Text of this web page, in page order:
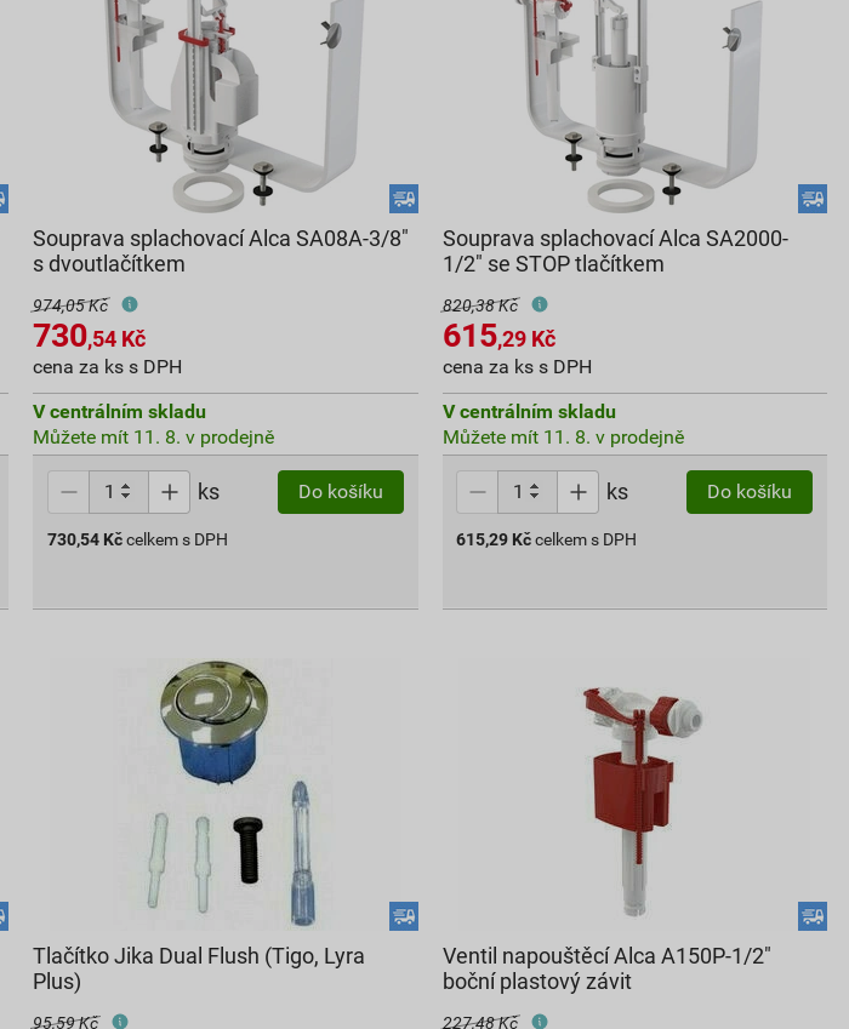
Souprava splachovací Alca SA08A-3/8"
s dvoutlačítkem
974,05 Kč
730,54 Kč
cena za ks s DPH
V centrálním skladu
Můžete mít 11. 8. v prodejně
ks Do košíku
730,54 Kčcelkem s DPH
Souprava splachovací Alca SA2000-
1/2" se STOP tlačítkem
820,38 Kč
615,29Kč
cena za ks s DPH
V centrálním skladu
Můžete mít 11. 8. v prodejně
ks Do košíku
615,29 Kč celkem s DPH
Tlačítko Jika Dual Flush (Tigo, Lyra
Plus)
95,59 Kč
Ventil napouštěcí Alca A150P-1/2"
boční plastový závit
227,48 Kč